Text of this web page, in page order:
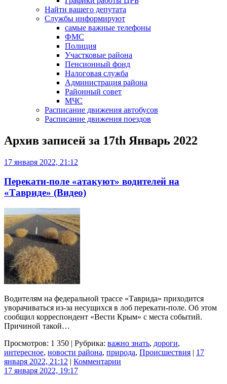
Найти вашего депутата
Службы информируют
самые важные телефоны
ФМС
Полиция
Участковые района
Пенсионный фонд
Налоговая служба
Администрация района
Районный совет
МЧС
Расписание движения автобусов
Расписание движения поездов
Архив записей за 17th Январь 2022
17 января 2022, 21:12
Перекати-поле «атакуют» водителей на
«Тавриде» (Видео)
Водителям на федеральной трассе «Таврида» приходится
уворачиваться из-за несущихся в лоб перекати-поле. Об этом
сообщил корреспондент «Вести Крым» с места событий.
Причиной такой…
Просмотров: 1 350 | Рубрика: важно знать, дороги,
интересное, новости района, природа, Происшествия | 17
января 2022, 21:12 | Комментарии
17 января 2022, 19:17